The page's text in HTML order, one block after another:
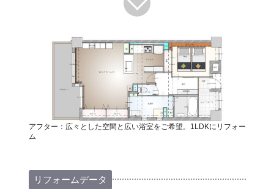
アフター：広々とした空間と広い浴室をご希望。1LDKにリフォー
ム
リフォームデータ